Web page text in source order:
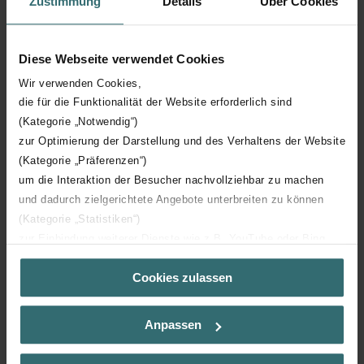
Diese Webseite verwendet Cookies
Wir verwenden Cookies,
die für die Funktionalität der Website erforderlich sind
(Kategorie „Notwendig“)
zur Optimierung der Darstellung und des Verhaltens der Website
(Kategorie „Präferenzen“)
um die Interaktion der Besucher nachvollziehbar zu machen
und dadurch zielgerichtete Angebote unterbreiten zu können
(Kategorie „Statistiken“)
(Kategorie „Marketing“)
Über „Details zeigen“ bzw. die Datenschutzerklärung erhalten
Sie weitere Informationen. Durch die Auswahl der Kategorie
der Auswahl von „Statistiken“ willigen Sie ein, dass wir Ihren
Besuchsverlauf auf unserer Website verwenden, um Ihnen die
Cookies zulassen
Anpassen
Ventilación Zehnder: aire limpio y
confort en cada estancia